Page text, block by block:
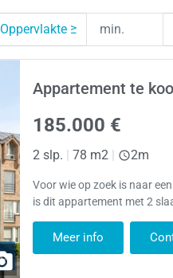
Oppervlakte ≥
Appartement te
185.000 €
2 slp. 78 m2 2m
Voor wie op zoek is naar
is dit appartement met 2
Meer info